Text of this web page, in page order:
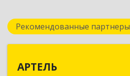
Рекомендованные партнеры
АРТЕЛЬ